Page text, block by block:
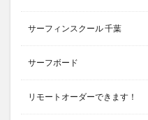
サーフィンスクール 千葉
サーフボード
リモートオーダーできます！